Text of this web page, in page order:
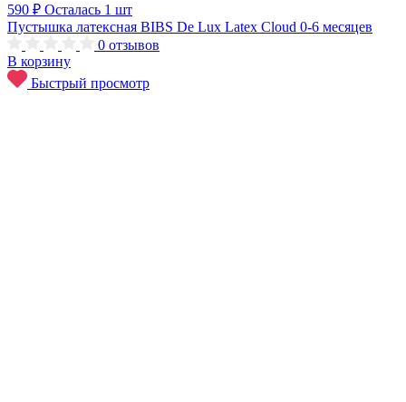
590 ₽ Осталась 1 шт
Пустышка латексная BIBS De Lux Latex Cloud 0-6 месяцев
0 отзывов
В корзину
Быстрый просмотр